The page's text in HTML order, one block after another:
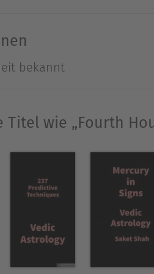
bekannt
Titel wie „Fourth